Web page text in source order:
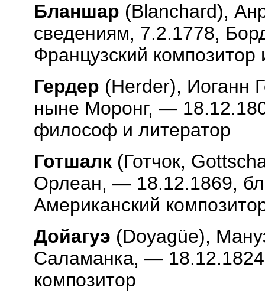
Бланшар (Blanchard),
сведениям, 7.2.1778,
Французский
Гердер (Herder), Иоганн
ныне Моронг, —
философ и литератор
Готшалк (Готчок,
Орлеан, — 18.12.1869,
Американский
Дойагуэ (Doyagüe),
Саламанка, —
композитор